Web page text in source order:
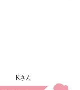
Kさん